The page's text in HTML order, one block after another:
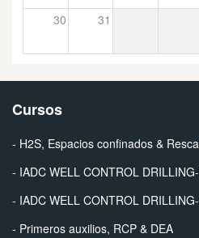
30 31
Cursos
- H2S, Espacios confinados &
- IADC WELL CONTROL
- IADC WELL CONTROL
- Primeros auxilios, RCP & DEA